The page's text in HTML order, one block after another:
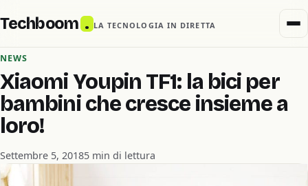
Techboom . LA TECNOLOGIA IN DIRETTA
NEWS
Xiaomi Youpin TF1: la bici per
bambini che cresce insieme a
loro!
Settembre 5, 20185 min di lettura